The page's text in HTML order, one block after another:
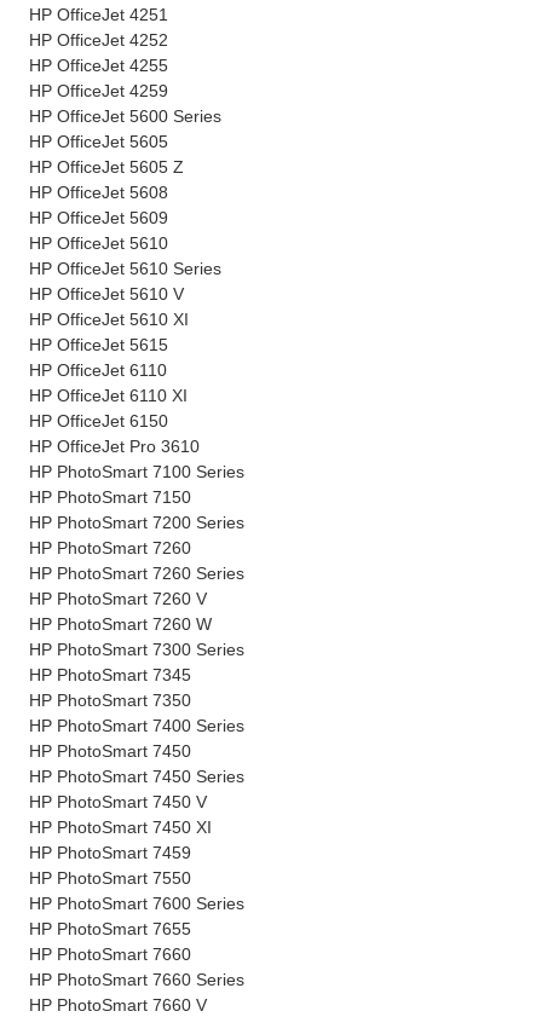
HP OfficeJet 4251
HP OfficeJet 4252
HP OfficeJet 4255
HP OfficeJet 4259
HP OfficeJet 5600 Series
HP OfficeJet 5605
HP OfficeJet 5605 Z
HP OfficeJet 5608
HP OfficeJet 5609
HP OfficeJet 5610
HP OfficeJet 5610 Series
HP OfficeJet 5610 V
HP OfficeJet 5610 XI
HP OfficeJet 5615
HP OfficeJet 6110
HP OfficeJet 6110 XI
HP OfficeJet 6150
HP OfficeJet Pro 3610
HP PhotoSmart 7100 Series
HP PhotoSmart 7150
HP PhotoSmart 7200 Series
HP PhotoSmart 7260
HP PhotoSmart 7260 Series
HP PhotoSmart 7260 V
HP PhotoSmart 7260 W
HP PhotoSmart 7300 Series
HP PhotoSmart 7345
HP PhotoSmart 7350
HP PhotoSmart 7400 Series
HP PhotoSmart 7450
HP PhotoSmart 7450 Series
HP PhotoSmart 7450 V
HP PhotoSmart 7450 XI
HP PhotoSmart 7459
HP PhotoSmart 7550
HP PhotoSmart 7600 Series
HP PhotoSmart 7655
HP PhotoSmart 7660
HP PhotoSmart 7660 Series
HP PhotoSmart 7660 V